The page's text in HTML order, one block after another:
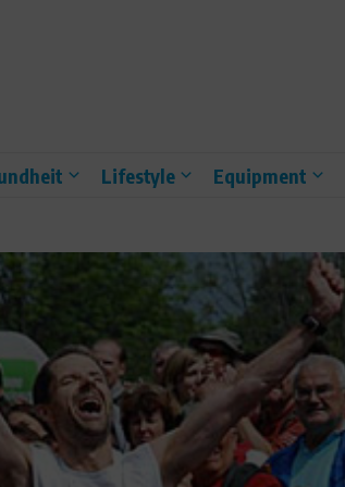
Lifestyle Equipment